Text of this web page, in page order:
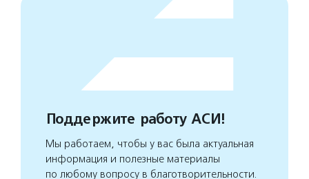
Поддержите работу АСИ!
Мы работаем, чтобы у вас была актуальная
информация и полезные материалы
по любому вопросу в благотворительности.